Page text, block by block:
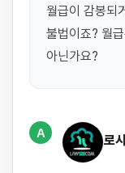
월급이 감봉되
불법이죠? 월
아닌가요?
A
로